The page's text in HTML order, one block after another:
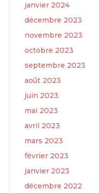
janvier 2024
décembre 2023
novembre 2023
octobre 2023
septembre 2023
août 2023
juin 2023
mai 2023
avril 2023
mars 2023
février 2023
janvier 2023
décembre 2022